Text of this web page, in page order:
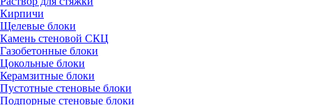
Кирпичи
Щелевые блоки
Камень стеновой СКЦ
Газобетонные блоки
Цокольные блоки
Керамзитные блоки
Пустотные стеновые блоки
Подпорные стеновые блоки